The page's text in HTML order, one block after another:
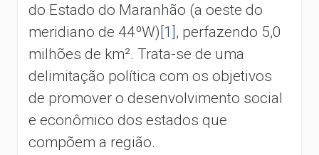
do Estado do Maranhão (a oeste do
meridiano de 44ºW) [1] , perfazendo 5,0
milhões de km². Trata-se de uma
delimitação política com os objetivos
de promover o desenvolvimento social
e econômico dos estados que
compõem a região.